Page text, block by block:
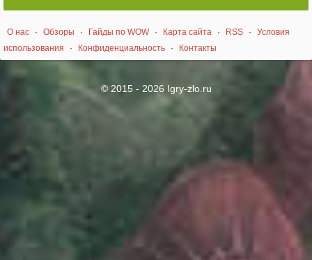
О нас · Обзоры · Гайды по WOW · Карта сайта · RSS ·
Условия
использования
· Конфиденциальность · Контакты
© 2015 - 2026 Igry-zlo.ru